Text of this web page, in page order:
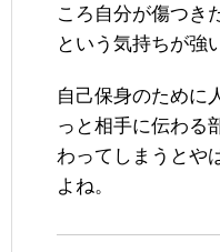
ころ自分が傷つき
という気持ちが強
自己保身のために
っと相手に伝わる
わってしまうとや
よね。